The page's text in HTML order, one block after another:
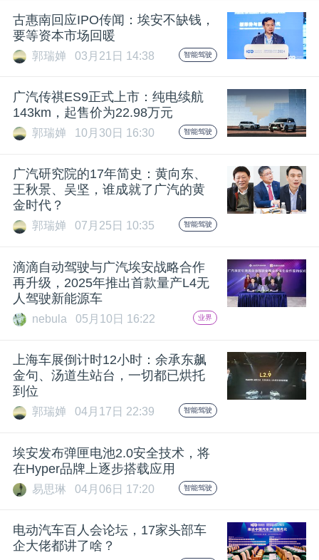
古惠南回应IPO传闻：埃安不缺钱，
要等资本市场回暖
郭瑞婵 03月21日 14:38 智能驾驶
广汽传祺ES9正式上市：纯电续航
143km，起售价为22.98万元
郭瑞婵 10月30日 16:30 智能驾驶
广汽研究院的17年简史：黄向东、
王秋景、吴坚，谁成就了广汽的黄
金时代？
郭瑞婵 07月25日 10:35 智能驾驶
滴滴自动驾驶与广汽埃安战略合作
再升级，2025年推出首款量产L4无
人驾驶新能源车
nebula 05月10日 16:22 业界
上海车展倒计时12小时：余承东飙
金句、汤道生站台，一切都已烘托
到位
郭瑞婵 04月17日 22:39 智能驾驶
埃安发布弹匣电池2.0安全技术，将
在Hyper品牌上逐步搭载应用
易思琳 04月06日 17:20 智能驾驶
电动汽车百人会论坛，17家头部车
企大佬都讲了啥？